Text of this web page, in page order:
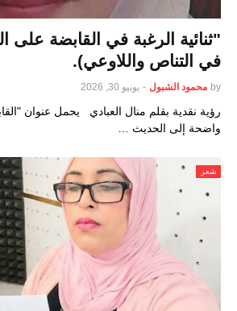
"ثنائية الرغبة في القابضة على
في التناص واللاوعي).
by محمود الشبول - يونيو 30, 2026
رؤية نقدية بقلم منال العبادي يحمل عنوان
واضحة إلى الحديث …
شعر